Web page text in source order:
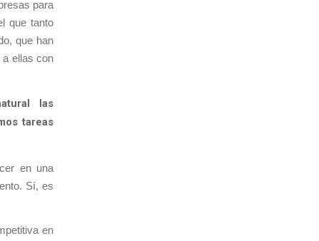
para
que tanto
que han
a ellas con
las
tareas
en una
Sí, es
en